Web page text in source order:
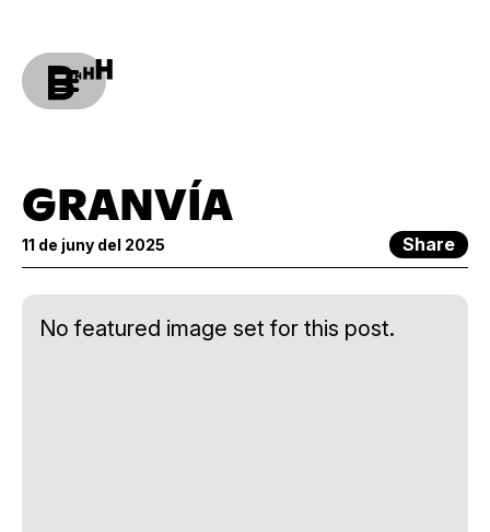
GRANVÍA
11 de juny del 2025 Share
No featured image set for this post.